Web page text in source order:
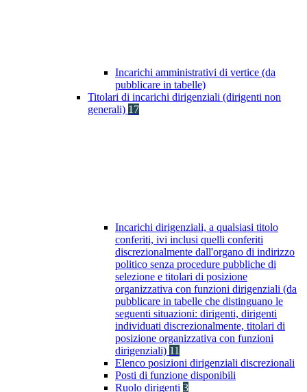
Incarichi amministrativi di vertice (da
pubblicare in tabelle)
Titolari di incarichi dirigenziali (dirigenti non
generali) 17
Incarichi dirigenziali, a qualsiasi titolo
conferiti, ivi inclusi quelli conferiti
discrezionalmente dall'organo di indirizzo
politico senza procedure pubbliche di
selezione e titolari di posizione
organizzativa con funzioni dirigenziali (da
pubblicare in tabelle che distinguano le
seguenti situazioni: dirigenti, dirigenti
individuati discrezionalmente, titolari di
posizione organizzativa con funzioni
dirigenziali) 11
Elenco posizioni dirigenziali discrezionali
Posti di funzione disponibili
Ruolo dirigenti 3